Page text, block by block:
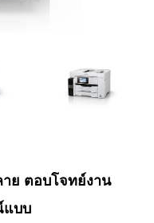
ย ตอบโจทย์งาน
แบบ